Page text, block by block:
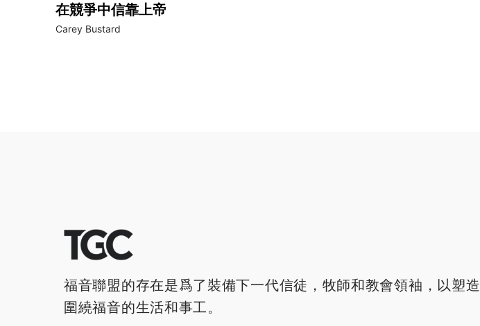
在競爭中信靠上帝
Carey Bustard
福音聯盟的存在是爲了裝備下一代信徒，牧師和教會領袖，以塑造
圍繞福音的生活和事工。